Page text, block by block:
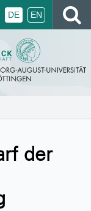
DE EN
der